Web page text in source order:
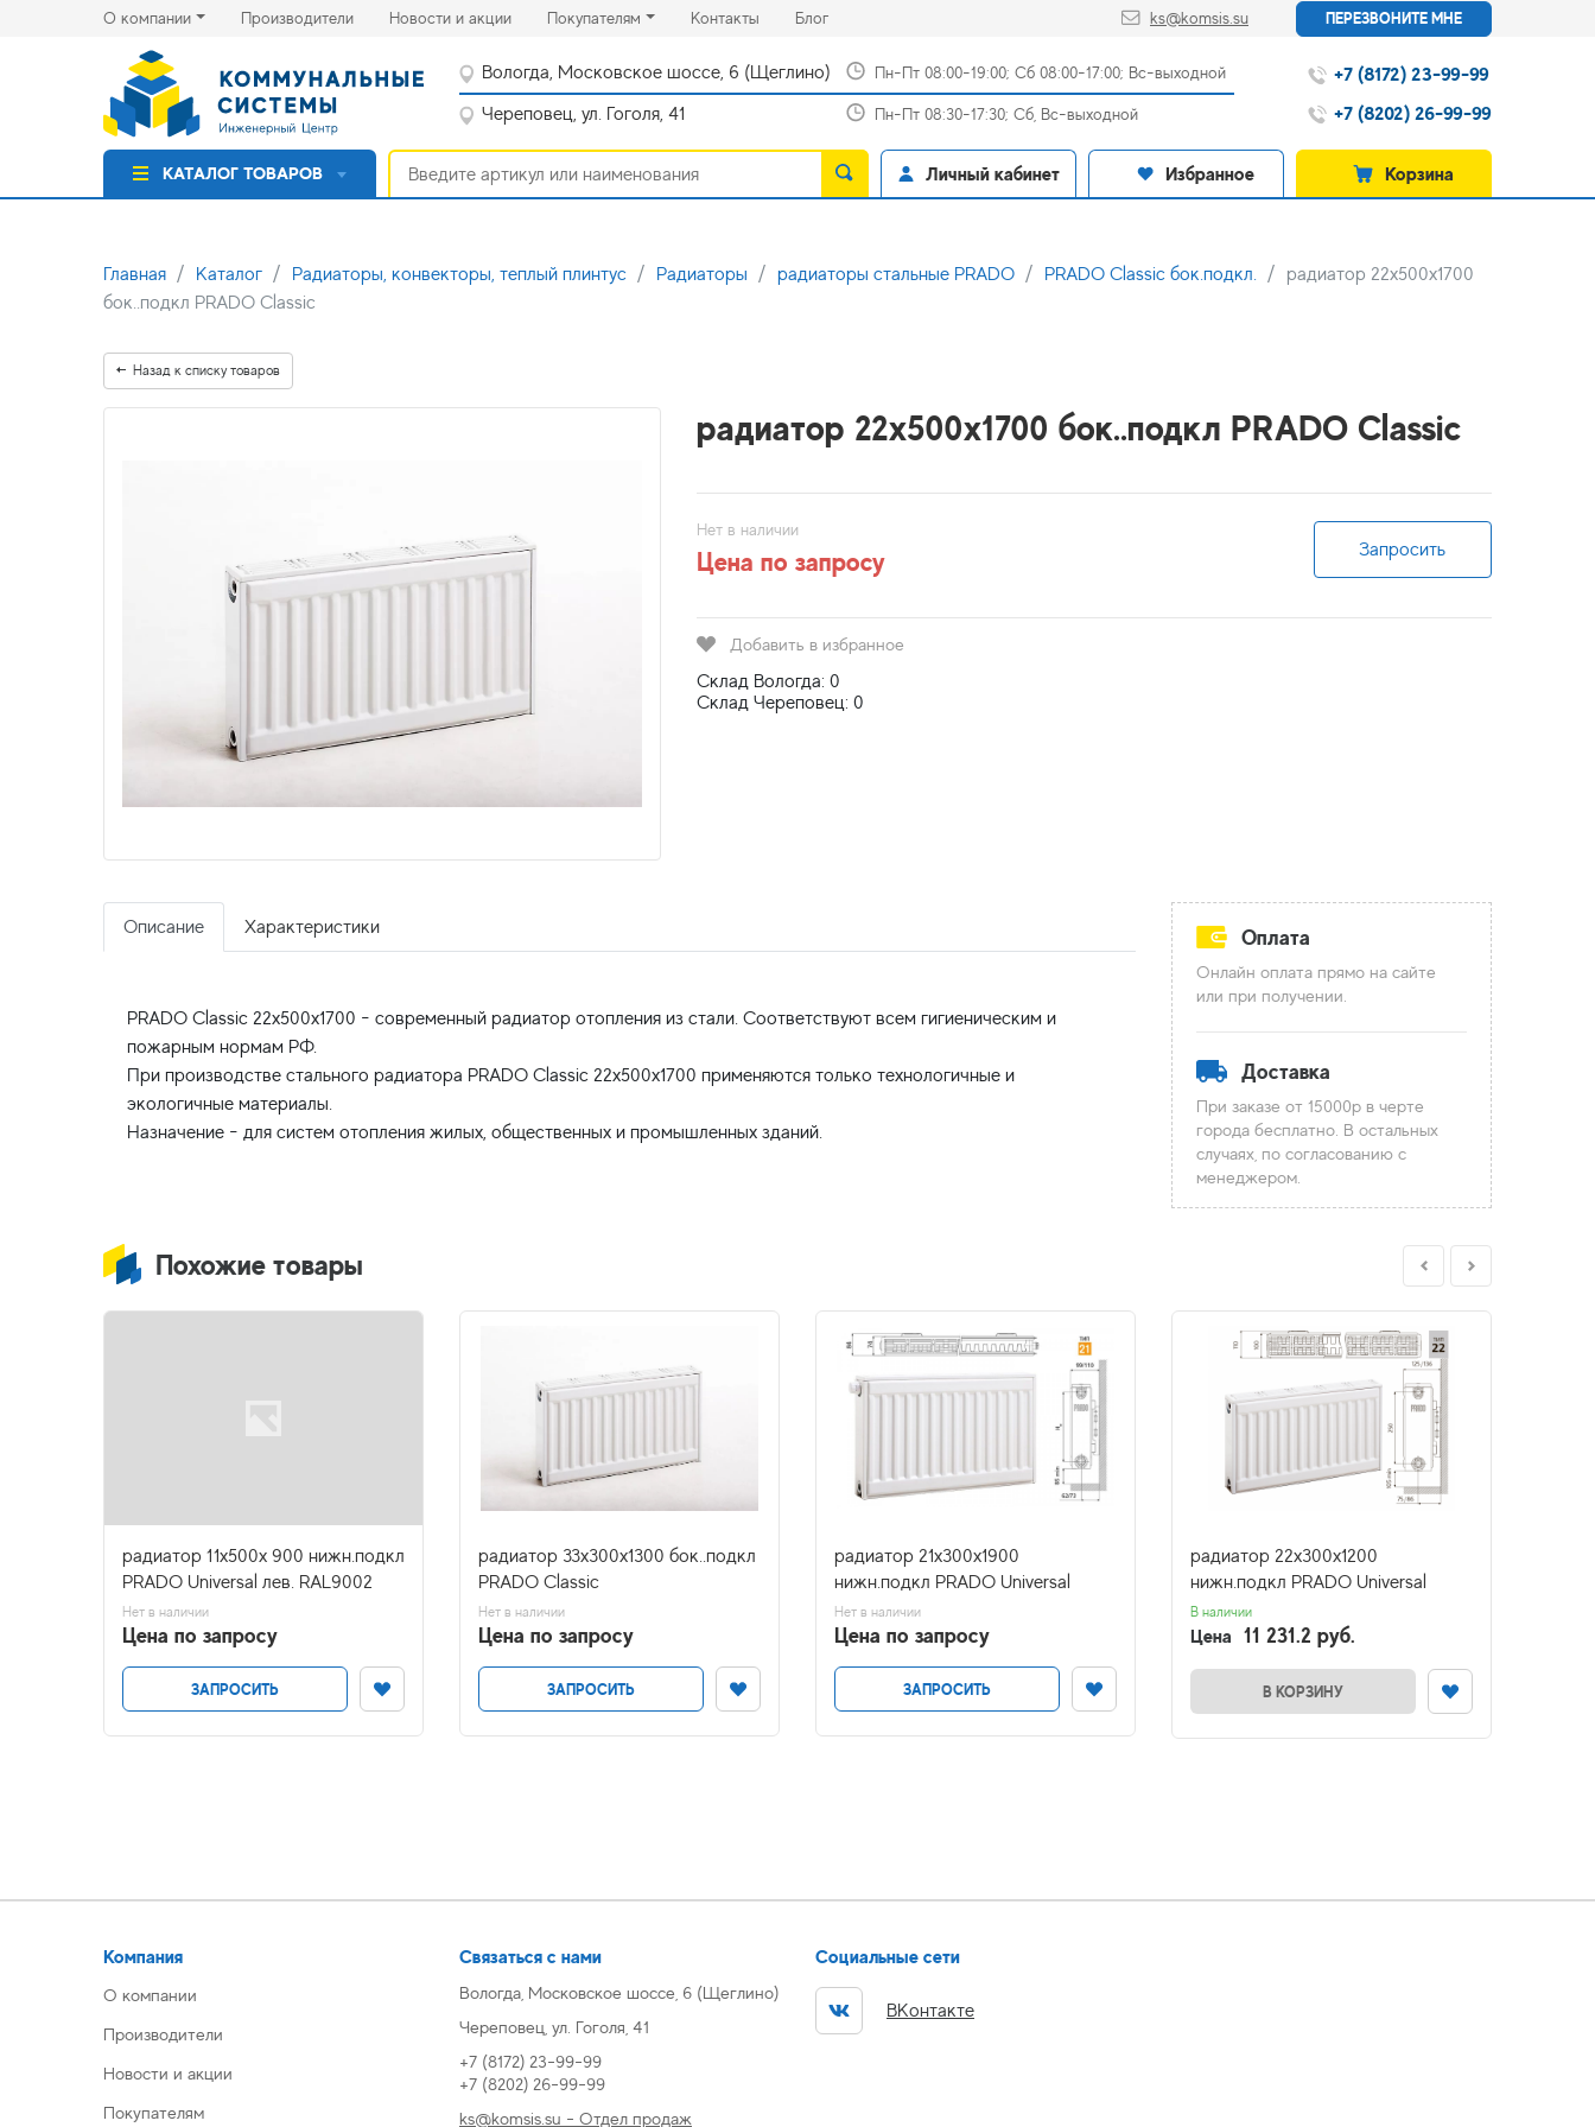
О компании Производители(current)Новости и акции(current)Покупателям Контакты(current)
Блог(current) ks@komsis.su ПЕРЕЗВОНИТЕ МНЕ
Вологда, Московское шоссе, 6 (Щеглино) Пн-Пт 08:00-19:00; Сб 08:00-17:00; Вс-выходной
Череповец, ул. Гоголя, 41 Пн-Пт 08:30-17:30; Сб, Вс-выходной
+7 (8172) 23-99-99
+7 (8202) 26-99-99
КАТАЛОГ ТОВАРОВ Личный кабинет Избранное Корзина
Главная Каталог Радиаторы, конвекторы, теплый плинтус Радиаторы радиаторы стальные PRADO PRADO Classic бок.подкл.
радиатор 22x500х1700
бок..подкл PRADO Classic
Назад к списку товаров
радиатор 22x500х1700 бок..подкл PRADO Classic
Нет в наличии
Цена по запросу Запросить
Добавить в избранное
Склад Вологда: 0
Склад Череповец: 0
Описание Характеристики
PRADO Classic 22x500x1700 - современный радиатор отопления из стали. Соответствуют всем гигиеническим и
пожарным нормам РФ.
При производстве стального радиатора PRADO Classic 22x500x1700 применяются только технологичные и
экологичные материалы.
Оплата
Онлайн оплата прямо на сайте
или при получении.
Доставка
При заказе от 15000р в черте
города бесплатно. В остальных
случаях, по согласованию с
менеджером.
Похожие товары
радиатор 11x500х 900 нижн.подкл
PRADO Universal лев. RAL9002
Нет в наличии
Цена по запросу
ЗАПРОСИТЬ
радиатор 33x300х1300 бок..подкл
PRADO Classic
Нет в наличии
Цена по запросу
ЗАПРОСИТЬ
радиатор 21x300х1900
нижн.подкл PRADO Universal
Нет в наличии
Цена по запросу
ЗАПРОСИТЬ
радиатор 22x300х1200
нижн.подкл PRADO Universal
В наличии
Цена 11 231.2 руб.
В КОРЗИНУ
Компания
О компании
Производители
Новости и акции
Покупателям
Связаться с нами
Вологда, Московское шоссе, 6 (Щеглино)
Череповец, ул. Гоголя, 41
+7 (8172) 23-99-99
+7 (8202) 26-99-99
ks@komsis.su - Отдел продаж
Социальные сети
ВКонтакте